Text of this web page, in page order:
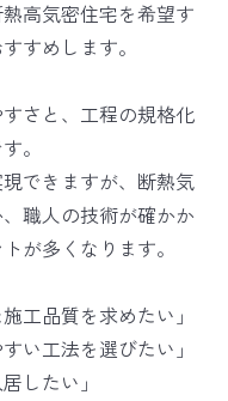
高気密住宅を希望す
すめします。
さと、工程の規格化
。
できますが、断熱気
職人の技術が確かか
が多くなります。
工品質を求めたい」
い工法を選びたい」
したい」